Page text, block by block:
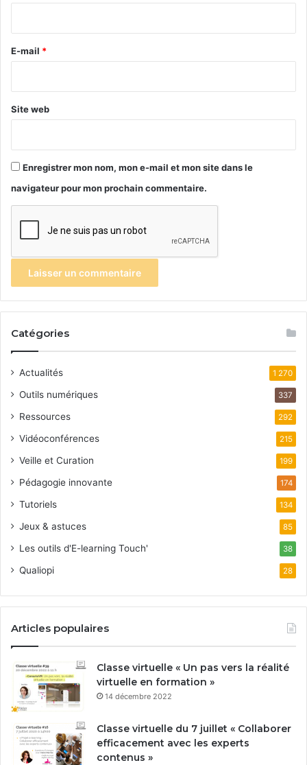
e
E-mail *
Site web
Enregistrer mon nom, mon e-mail et mon site dans le
navigateur pour mon prochain commentaire.
Catégories
Actualités 1 270
Outils numériques 337
Ressources 292
Vidéoconférences 215
Veille et Curation 199
Pédagogie innovante 174
Tutoriels 134
Jeux & astuces 85
Les outils d'E-learning Touch' 38
Qualiopi 28
Articles populaires
Classe virtuelle « Un pas vers la réalité
virtuelle en formation »
14 décembre 2022
Classe virtuelle du 7 juillet « Collaborer
efficacement avec les experts
contenus »